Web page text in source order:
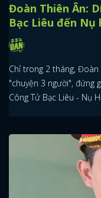
Đoàn Thiên Ân:
Bạc Liêu đến Nụ
Chỉ trong 2 tháng,
"chuyện 3 người", đứng
Công Tử Bạc Liêu - Nụ